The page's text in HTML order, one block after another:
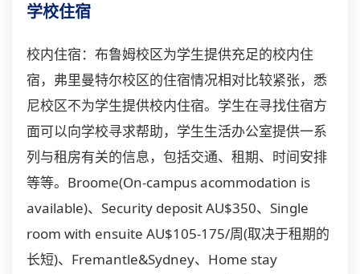
学校住宿
校内住宿：布鲁姆校区为学生提供充足的校内住
宿，弗里曼特尔校区的住宿情况相对比较紧张，悉
尼校区不为学生提供校内住宿。学生在寻找住宿方
面可以向学校寻求帮助，学生生活办公室提供一系
列与租房有关的信息，包括交通、租期、时间安排
等等。Broome(On-campus acommodation is
available)、Security deposit AU$350、Single
room with ensuite AU$105-175/周(取决于租期的
长短)、Fremantle&Sydney、Home stay